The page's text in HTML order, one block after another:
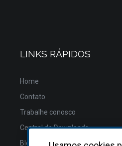
LINKS RÁPIDOS
Home
Contato
Trabalhe conosco
Central de Downloads
Blog